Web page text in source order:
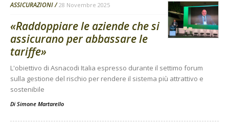
ASSICURAZIONI 28 Novembre 2025
«Raddoppiare le aziende che si
assicurano per abbassare le
tariffe»
L'obiettivo di Asnacodi Italia espresso durante il settimo forum
sulla gestione del rischio per rendere il sistema più attrattivo e
sostenibile
Di Simone Martarello